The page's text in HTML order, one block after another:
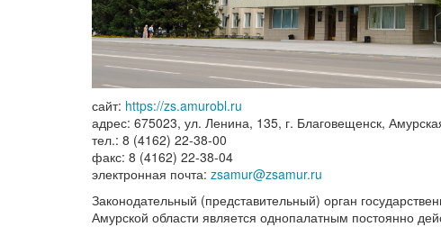
сайт: https://zs.amurobl.ru
адрес: 675023, ул. Ленина, 135, г. Благовещенск,
тел.: 8 (4162) 22-38-00
факс: 8 (4162) 22-38-04
электронная почта: zsamur@zsamur.ru
Законодательный (представительный) орган
Амурской области является однопалатным постоянно